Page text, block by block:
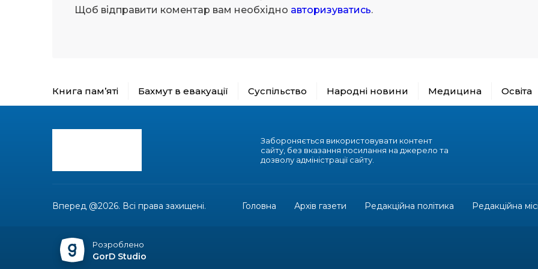
Щоб відправити коментар вам необхідно авторизуватись.
Книга пам’яті Бахмут в евакуації Суспільство Народні новини Медицина Освіта
Забороняється використовувати контент
сайту, без вказання посилання на джерело та
дозволу адміністрації сайту.
Вперед @2026. Всі права захищені. Головна Архів газети Редакційна політика Редакційна
Розроблено
GorD Studio